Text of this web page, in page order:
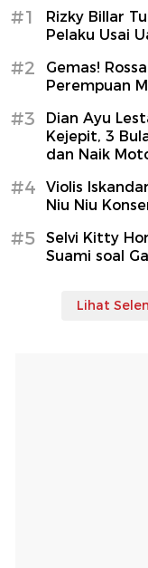
#1
Rizky Billar
Pelaku Usai
#2
Gemas!
Perempuan
#3
Dian Ayu
Kejepit, 3
dan Naik
#4
Violis
Niu Niu
#5
Selvi Kitty
Suami soal
Lihat